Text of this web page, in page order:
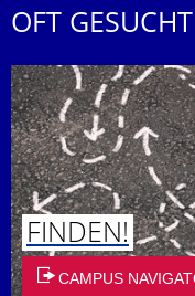
OFT GESUCHT
FINDEN!
CAMPUS